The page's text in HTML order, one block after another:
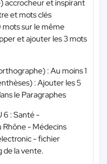
accrocheur et inspirant
et mots clés
mots sur le même
et ajouter les 3 mots
: Au moins 1
: Ajouter les 5
le Paragraphes
6 : Santé -
Rhône - Médecins
- fichier
la vente.